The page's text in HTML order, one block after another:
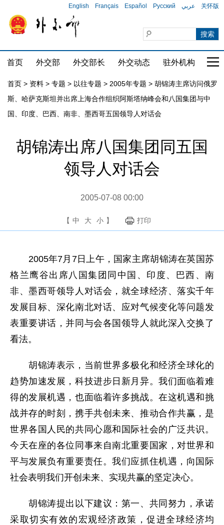
English Français Español Русский عربي 关怀版
首页 外交部 外交部长 外交动态 驻外机构 国
首页 > 资料 > 专题 > 以往专题 > 2005年专题 > 胡锦涛主席访问俄罗
斯、哈萨克斯坦并出席上海合作组织阿斯塔纳峰会和八国集团与中
国、印度、巴西、南非、墨西哥五国领导人对话会
胡锦涛出席八国集团同五国
领导人对话会
2005-07-08 00:00
【 中 大 小 】 打印
2005年7月7日上午，国家主席胡锦涛在英国苏
格兰鹰谷出席八国集团同中国、印度、巴西、南
非、墨西哥领导人对话会，就全球经济、落实千年
发展目标、深化南北对话、应对气候变化等问题发
表重要讲话，并同与会各国领导人就此深入交换了
看法。
胡锦涛表示，当前世界多极化和经济全球化的
趋势加速发展，科技进步日新月异。我们面临着难
得的发展机遇，也面临着许多挑战。在这机遇和挑
战并存的时刻，携手共创未来、推动合作共赢，是
世界各国人民的共同心愿和国际社会的广泛共识。
今天在座的各位同事来自南北重要国家，对世界和
平与发展负有重要责任。我们应抓住机遇，向国际
社会表明我们开创未来、实现共赢的坚定决心。
胡锦涛提出以下建议：第一、共同努力，承诺
采取切实有效的宏观经济政策，促进全球经济均